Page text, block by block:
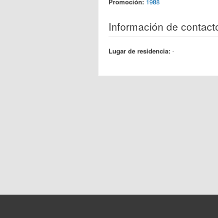
Información de
Lugar de residencia: -